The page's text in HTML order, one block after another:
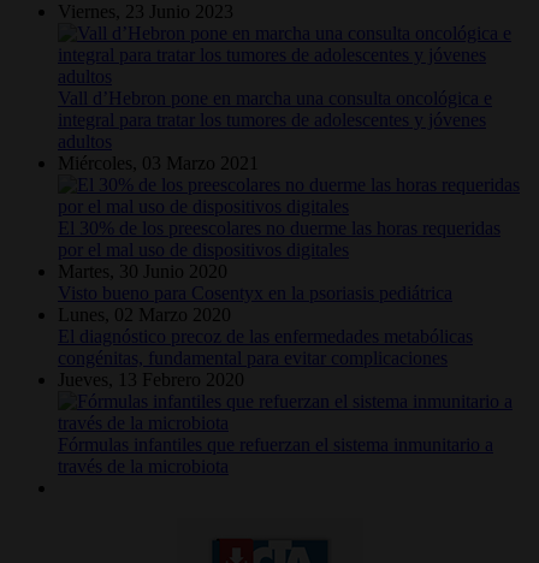
Viernes, 23 Junio 2023
Vall d’Hebron pone en marcha una consulta oncológica e
integral para tratar los tumores de adolescentes y jóvenes
adultos
Miércoles, 03 Marzo 2021
El 30% de los preescolares no duerme las horas requeridas
por el mal uso de dispositivos digitales
Martes, 30 Junio 2020
Visto bueno para Cosentyx en la psoriasis pediátrica
Lunes, 02 Marzo 2020
El diagnóstico precoz de las enfermedades metabólicas
congénitas, fundamental para evitar complicaciones
Jueves, 13 Febrero 2020
Fórmulas infantiles que refuerzan el sistema inmunitario a
través de la microbiota